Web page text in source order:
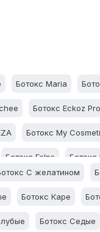
Ботокс Maria
Ботокс Eckoz
Ботокс My
Ботокс Felps Ботокс
С желатином
Ботокс Каре
Ботокс Седые